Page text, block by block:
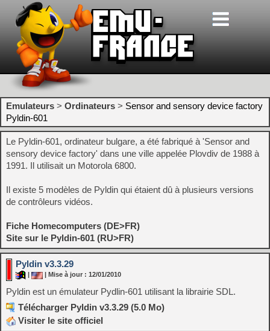
Emulateurs > Ordinateurs > Sensor and sensory device factory
Pyldin-601
Le Pyldin-601, ordinateur bulgare, a été fabriqué à 'Sensor and
sensory device factory' dans une ville appelée Plovdiv de 1988 à
1991. Il utilisait un Motorola 6800.
Il existe 5 modèles de Pyldin qui étaient dû à plusieurs versions
de contrôleurs vidéos.
Fiche Homecomputers (DE>FR)
Site sur le Pyldin-601 (RU>FR)
Pyldin v3.3.29
| Mise à jour : 12/01/2010
Pyldin est un émulateur Pydlin-601 utilisant la librairie SDL.
Télécharger Pyldin v3.3.29 (5.0 Mo)
Visiter le site officiel